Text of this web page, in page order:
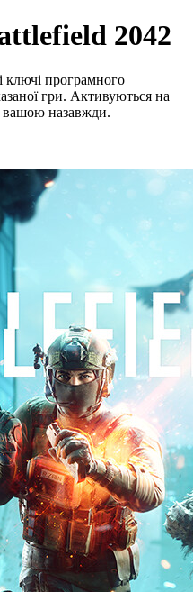
2042
ключі програмного
гри. Активуються на
вашою назавжди.